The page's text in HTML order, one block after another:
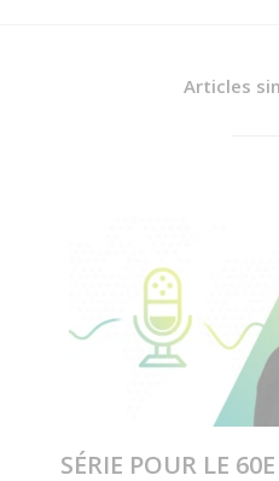
Articles
SÉRIE POUR LE